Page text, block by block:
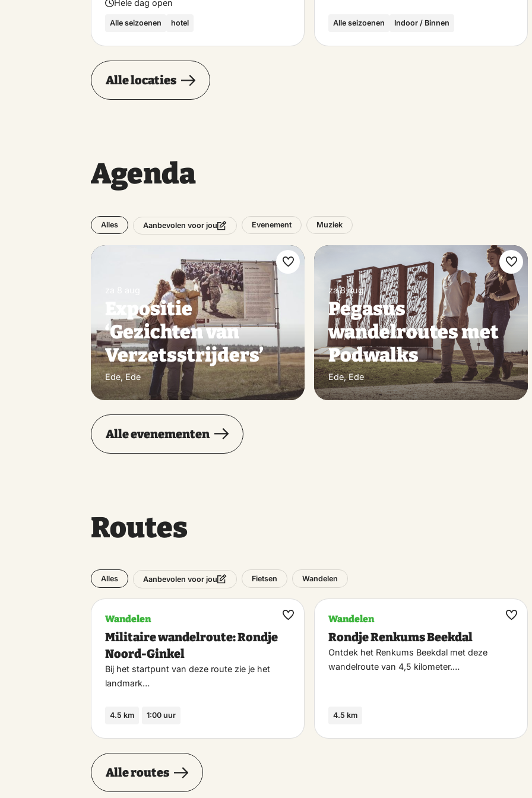
Hele dag open
Alle seizoenen hotel Alle seizoenen Indoor / Binnen
Alle locaties
Agenda
Alles Aanbevolen voor jou Evenement Muziek
Expositie
‘Gezichten van
Verzetsstrijders’
Ede, Ede
Maak
za 8 aug
Pegasus
wandelroutes met
Podwalks
Ede, Ede
Alle evenementen
Routes
Alles Aanbevolen voor jou Fietsen Wandelen
Wandelen
Militaire wandelroute: Rondje
Noord-Ginkel
Bij het startpunt van deze route zie je het
landmark…
4.5 km 1:00 uur
Maak
Wandelen
Rondje Renkums Beekdal
Ontdek het Renkums Beekdal met deze
wandelroute van 4,5 kilometer.…
4.5 km
Maak
Alle routes